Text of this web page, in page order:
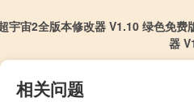
宇宙2全版本修改器 V1.10 绿色免费
器
相关问题